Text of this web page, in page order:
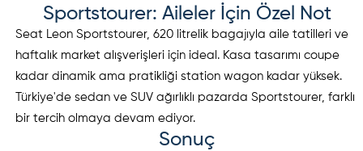
Sportstourer: Aileler İçin Özel Not
Seat Leon Sportstourer, 620 litrelik bagajıyla aile tatilleri ve
haftalık market alışverişleri için ideal. Kasa tasarımı coupe
kadar dinamik ama pratikliği station wagon kadar yüksek.
Türkiye'de sedan ve SUV ağırlıklı pazarda Sportstourer, farklı
bir tercih olmaya devam ediyor.
Sonuç